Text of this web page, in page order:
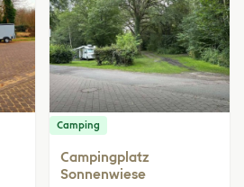
Camping
Campingplatz
Sonnenwiese